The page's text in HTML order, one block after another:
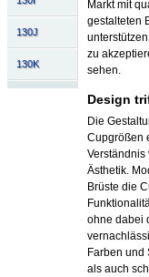
130J
130K
Markt mit
gestalteten
zu
sehen.
Design
Die
Cupgrößen
Verständnis
Ästhetik.
Brüste die
ohne dabei
Farben und
als auch